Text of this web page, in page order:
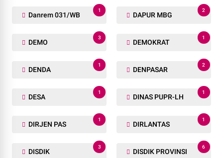
Danrem 031/WB
1
DAPUR MBG
2
DEMO
3
DEMOKRAT
1
DENDA
1
DENPASAR
2
DESA
1
DINAS PUPR-LH
1
DIRJEN PAS
1
DIRLANTAS
1
DISDIK
3
DISDIK PROVINSI
6